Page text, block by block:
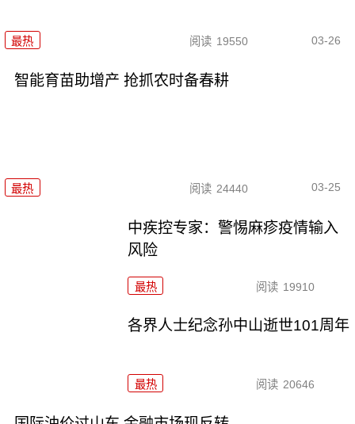
最热 阅读 19550 03-26
智能育苗助增产 抢抓农时备春耕
最热 阅读 24440 03-25
中疾控专家：警惕麻疹疫情输入
风险
最热 阅读 19910
各界人士纪念孙中山逝世101周年
最热 阅读 20646